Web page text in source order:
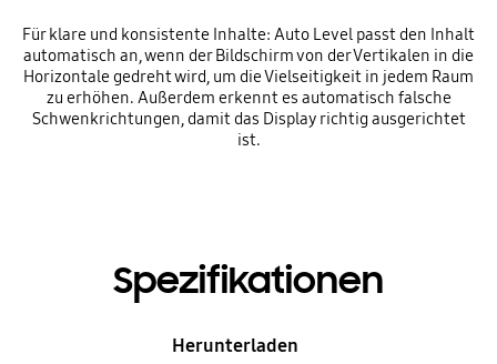
Für klare und konsistente Inhalte: Auto Level passt den Inhalt
automatisch an, wenn der Bildschirm von der Vertikalen in die
Horizontale gedreht wird, um die Vielseitigkeit in jedem Raum
zu erhöhen. Außerdem erkennt es automatisch falsche
Schwenkrichtungen, damit das Display richtig ausgerichtet
ist.
Spezifikationen
Herunterladen